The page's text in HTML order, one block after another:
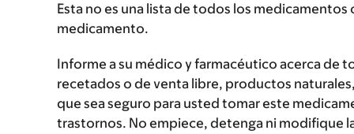
Esta no es una lista de todos los
medicamento.
Informe a su médico y farmacéutico acerca de
recetados o de venta libre, productos
que sea seguro para usted tomar este
trastornos. No empiece, detenga ni modifique